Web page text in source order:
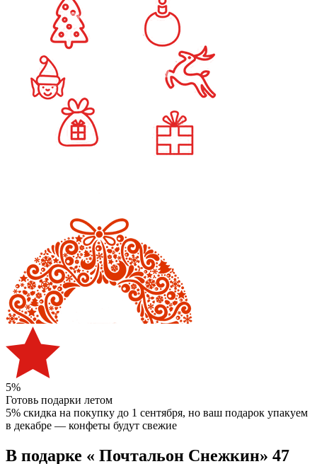
5%
Готовь подарки летом
5% скидка на покупку до 1 сентября, но ваш подарок упакуем
в декабре — конфеты будут свежие
В подарке « Почтальон Снежкин» 47